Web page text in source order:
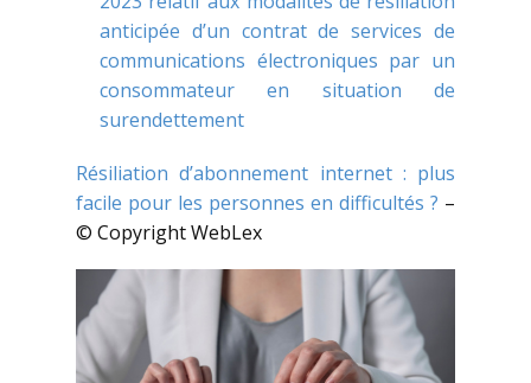
anticipée d’un contrat de services de
communications électroniques par un
consommateur en situation de
surendettement
Résiliation d’abonnement internet : plus
facile pour les personnes en difficultés ? –
© Copyright WebLex